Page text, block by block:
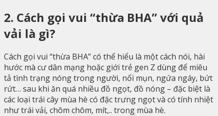
2. Cách gọi vui “thừa BHA” với quả
vải là gì?
Cách gọi vui “thừa BHA” có thể hiểu là một cách nói, hài
hước mà cư dân mạng hoặc giới trẻ gen Z dùng để miêu
tả tình trạng nóng trong người, nổi mụn, ngứa ngáy, bứt
rứt… sau khi ăn quá nhiều đồ ngọt, đồ nóng – đặc biệt là
các loại trái cây mùa hè có đặc trưng ngọt và có tính nhiệt
như trái vải, chôm chôm, mít,.. trong mùa hè.